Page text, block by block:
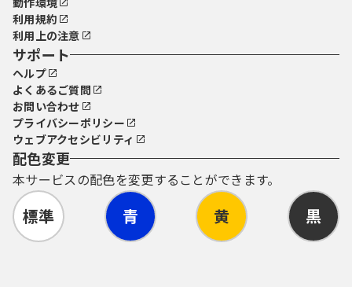
利用規約
利用上の注意
サポート
ヘルプ
よくあるご質問
お問い合わせ
プライバシーポリシー
ウェブアクセシビリティ
配色変更
本サービスの配色を変更することができます。
標準 青 黄 黒